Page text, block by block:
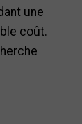
une
coût.